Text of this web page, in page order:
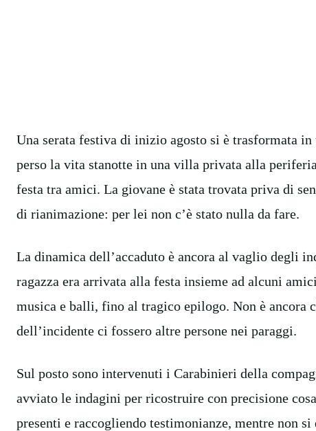
Una serata festiva di inizio agosto si è trasformata
perso la vita stanotte in una villa privata alla
festa tra amici. La giovane è stata trovata priva di
di rianimazione: per lei non c’è stato nulla da fare.
La dinamica dell’accaduto è ancora al vaglio degli
ragazza era arrivata alla festa insieme ad alcuni
musica e balli, fino al tragico epilogo. Non è ancora
dell’incidente ci fossero altre persone nei paraggi.
Sul posto sono intervenuti i Carabinieri della
avviato le indagini per ricostruire con precisione
presenti e raccogliendo testimonianze, mentre non